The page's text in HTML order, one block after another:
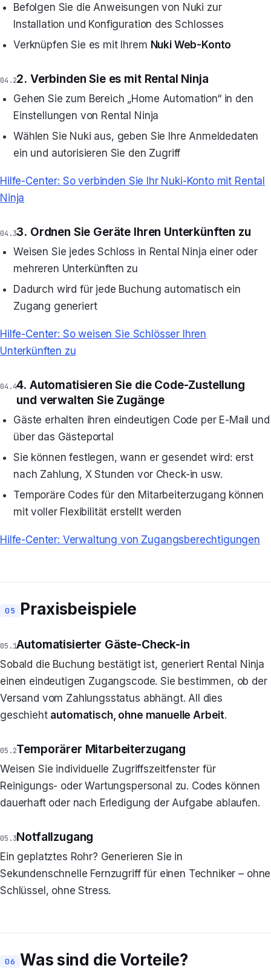
Befolgen Sie die Anweisungen von Nuki zur
Installation und Konfiguration des Schlosses
Verknüpfen Sie es mit Ihrem Nuki Web-Konto
2. Verbinden Sie es mit Rental Ninja
Gehen Sie zum Bereich „Home Automation“ in den
Einstellungen von Rental Ninja
Wählen Sie Nuki aus, geben Sie Ihre Anmeldedaten
ein und autorisieren Sie den Zugriff
Hilfe-Center: So verbinden Sie Ihr Nuki-Konto mit Rental
Ninja
3. Ordnen Sie Geräte Ihren Unterkünften zu
Weisen Sie jedes Schloss in Rental Ninja einer oder
mehreren Unterkünften zu
Dadurch wird für jede Buchung automatisch ein
Zugang generiert
Hilfe-Center: So weisen Sie Schlösser Ihren
Unterkünften zu
4. Automatisieren Sie die Code-Zustellung
und verwalten Sie Zugänge
Gäste erhalten ihren eindeutigen Code per E-Mail und
über das Gästeportal
Sie können festlegen, wann er gesendet wird: erst
nach Zahlung, X Stunden vor Check-in usw.
Temporäre Codes für den Mitarbeiterzugang können
mit voller Flexibilität erstellt werden
Hilfe-Center: Verwaltung von Zugangsberechtigungen
Praxisbeispiele
Automatisierter Gäste-Check-in
Sobald die Buchung bestätigt ist, generiert Rental Ninja
einen eindeutigen Zugangscode. Sie bestimmen, ob der
Versand vom Zahlungsstatus abhängt. All dies
geschieht automatisch, ohne manuelle Arbeit.
Temporärer Mitarbeiterzugang
Weisen Sie individuelle Zugriffszeitfenster für
Reinigungs- oder Wartungspersonal zu. Codes können
dauerhaft oder nach Erledigung der Aufgabe ablaufen.
Notfallzugang
Ein geplatztes Rohr? Generieren Sie in
Sekundenschnelle Fernzugriff für einen Techniker – ohne
Schlüssel, ohne Stress.
Was sind die Vorteile?